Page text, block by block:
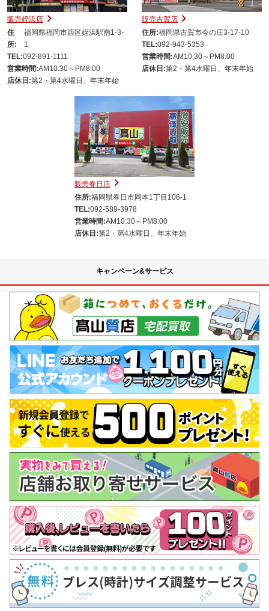
販売姪浜店
住
所:
福岡県福岡市西区姪浜駅南1-3-
1
TEL:092-891-1111
営業時間:AM10:30～PM8:00
店休日:第2・第4水曜日、年末年始
販売古賀店
住所:福岡県古賀市今の庄3-17-10
TEL:092-943-5353
営業時間:AM10:30～PM8:00
店休日:第2・第4水曜日、年末年始
販売春日店
住所:福岡県春日市岡本1丁目106-1
TEL:092-589-3978
営業時間:AM10:30～PM8:00
店休日:第2・第4水曜日、年末年始
キャンペーン&サービス